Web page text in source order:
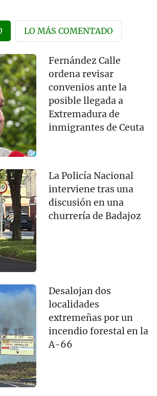
LO MÁS COMENTADO
Fernández Calle
ordena revisar
convenios ante la
posible llegada a
Extremadura de
inmigrantes de Ceuta
La Policía Nacional
interviene tras una
discusión en una
churrería de Badajoz
Desalojan dos
localidades
extremeñas por un
incendio forestal en la
A-66